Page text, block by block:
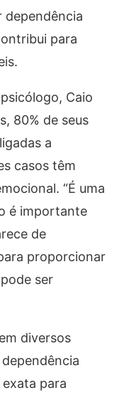
dependência
para
Caio
80% de seus
a
casos têm
“É uma
é importante
de
proporcionar
ser
diversos
para